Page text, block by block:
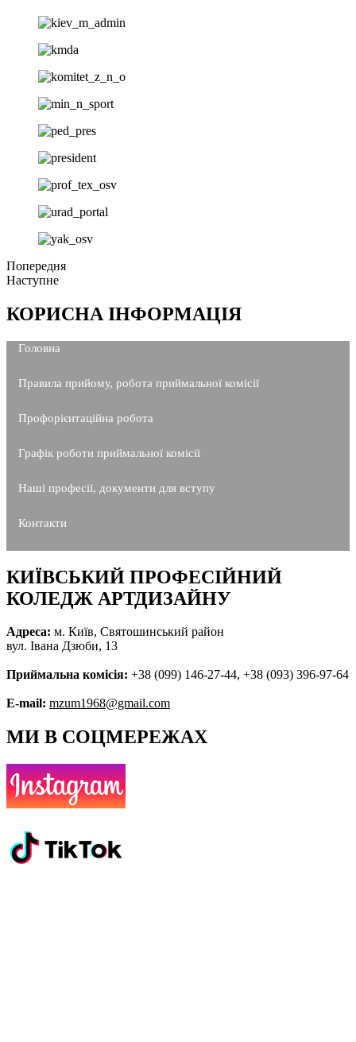
Попередня
Наступне
КОРИСНА ІНФОРМАЦІЯ
Головна
Правила прийому, робота приймальної комісії
Профорієнтаційна робота
Графік роботи приймальної комісії
Наші професії, документи для вступу
Контакти
КИЇВСЬКИЙ ПРОФЕСІЙНИЙ
КОЛЕДЖ АРТДИЗАЙНУ
Адреса: м. Київ, Святошинський район
вул. Івана Дзюби, 13
Приймальна комісія: +38 (099) 146-27-44, +38 (093) 396-97-64
E-mail: mzum1968@gmail.com
МИ В СОЦМЕРЕЖАХ